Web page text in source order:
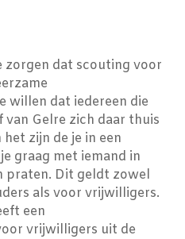
zorgen dat scouting voor
willen dat iedereen die
van Gelre zich daar thuis
zijn de je in een
graag met iemand in
Dit geldt zowel
als voor vrijwilligers.
een
vrijwilligers uit de